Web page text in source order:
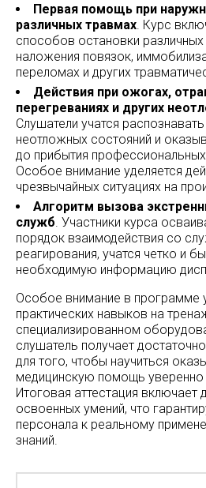
Первая помощь при
различных травмах . Курс
способов остановки
наложения повязок,
переломах и других
Действия при ожогах,
перегреваниях и других
Слушатели учатся
неотложных состояний и
до прибытия
Особое внимание уделяется
чрезвычайных ситуациях на
Алгоритм вызова
служб . Участники курса
порядок взаимодействия со
реагирования, учатся четко и
необходимую информацию
Особое внимание в программе
практических навыков на
специализированном
слушатель получает
для того, чтобы научиться
медицинскую помощь уверенно
Итоговая аттестация включает
освоенных умений, что
персонала к реальному
знаний.